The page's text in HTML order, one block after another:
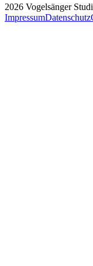
2026 Vogelsänger
ImpressumDatenschutz